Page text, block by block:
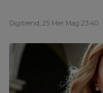
Digitrend, 25 Mer Mag 23:40